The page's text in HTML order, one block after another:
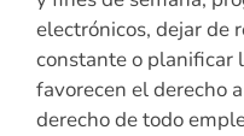
electrónicos, dejar de
constante o planificar
favorecen el derecho
derecho de todo